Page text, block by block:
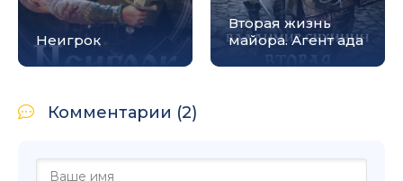
Неигрок
Вторая жизнь
майора. Агент ада
Комментарии (2)